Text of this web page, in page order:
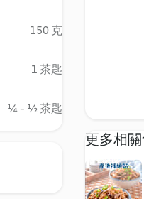
150 克
1 茶匙
¼ - ½ 茶匙
更多相